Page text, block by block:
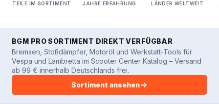
TEILE IM SORTIMENT JAHRE ERFAHRUNG LÄNDER WELTWEIT
BGM PRO SORTIMENT DIREKT VERFÜGBAR
Bremsen, Stoßdämpfer, Motoröl und Werkstatt-Tools für
Vespa und Lambretta im Scooter Center Katalog – Versand
ab 99 € innerhalb Deutschlands frei.
Sortiment ansehen